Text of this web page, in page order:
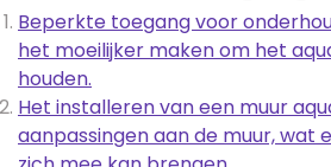
Beperkte toegang voor
het moeilijker maken om het
houden.
Het installeren van een muur
aanpassingen aan de muur, wat